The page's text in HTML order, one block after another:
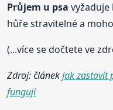
Průjem u psa vyžaduje
hůře stravitelné a
(...více se dočtete ve
Zdroj: článekJak zastavit
fungují